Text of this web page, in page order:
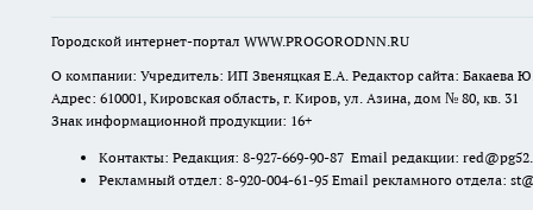
Городской интернет-портал WWW.PROGORODNN.RU
О компании: Учредитель: ИП Звеняцкая Е.А. Редактор сайта: Бакаева
Адрес: 610001, Кировская область, г. Киров, ул. Азина, дом № 80, кв. 31
Знак информационной продукции: 16+
Контакты: Редакция: 8-927-669-90-87 Email редакции:
Рекламный отдел: 8-920-004-61-95 Email рекламного отдела: